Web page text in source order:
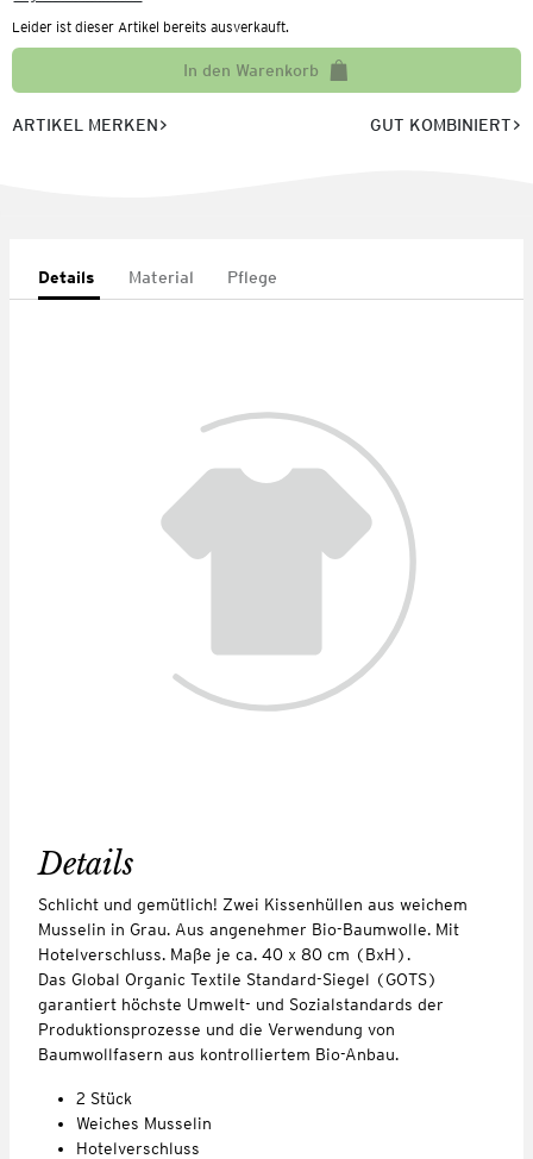
Leider ist dieser Artikel bereits ausverkauft.
In den Warenkorb
ARTIKEL MERKEN GUT KOMBINIERT
Details Material Pflege
Details
Schlicht und gemütlich! Zwei Kissenhüllen aus weichem
Musselin in Grau. Aus angenehmer Bio-Baumwolle. Mit
Hotelverschluss. Maße je ca. 40 x 80 cm (BxH).
Das Global Organic Textile Standard-Siegel (GOTS)
garantiert höchste Umwelt- und Sozialstandards der
Produktionsprozesse und die Verwendung von
Baumwollfasern aus kontrolliertem Bio-Anbau.
2 Stück
Weiches Musselin
Hotelverschluss